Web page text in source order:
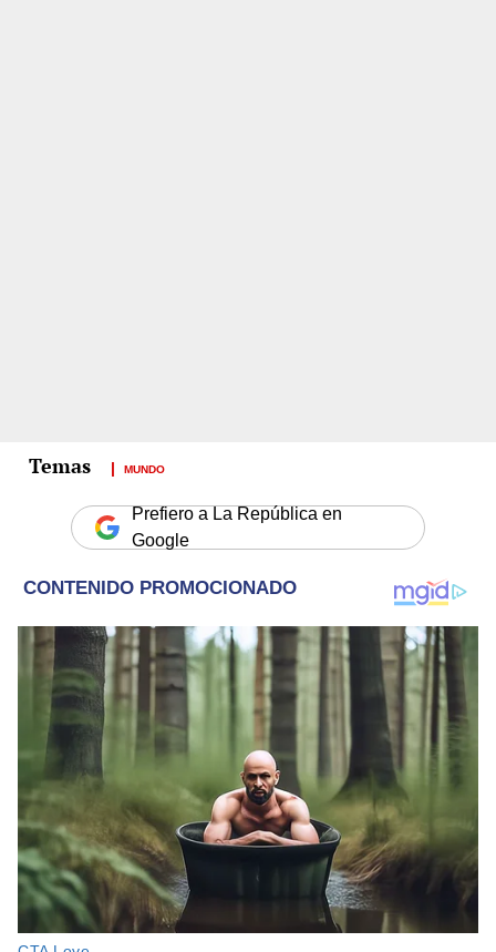
MUNDO
Prefiero a La República en
Google